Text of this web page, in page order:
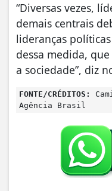
“Diversas vezes,
demais centrais
lideranças
dessa medida,
a sociedade”, diz
FONTE/CRÉDITOS:
Agência Brasil